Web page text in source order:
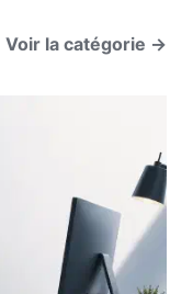
Voir la catégorie →